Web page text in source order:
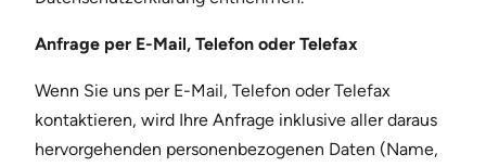
Anfrage per E-Mail, Telefon oder Telefax
Wenn Sie uns per E-Mail, Telefon oder Telefax
kontaktieren, wird Ihre Anfrage inklusive aller daraus
hervorgehenden personenbezogenen Daten (Name,